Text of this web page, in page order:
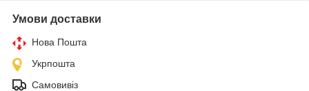
Умови доставки
Нова Пошта
Укрпошта
Самовивіз